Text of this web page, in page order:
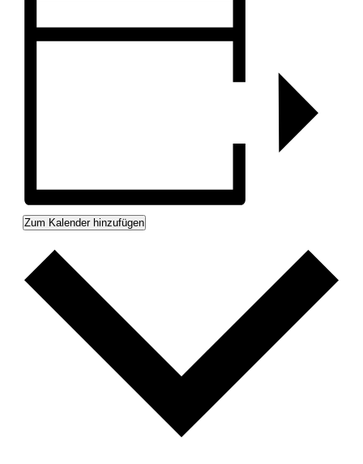
Zum Kalender hinzufügen